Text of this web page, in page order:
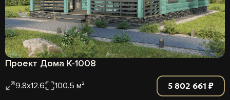
Проект Дома К-1008
9.8х12.6 100.5 м² 5 802 661 ₽